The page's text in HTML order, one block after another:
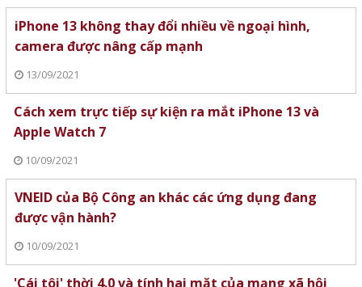
iPhone 13 không thay đổi nhiều về ngoại hình,
camera được nâng cấp mạnh
13/09/2021
Cách xem trực tiếp sự kiện ra mắt iPhone 13 và
Apple Watch 7
10/09/2021
VNEID của Bộ Công an khác các ứng dụng đang
được vận hành?
10/09/2021
'Cái tôi' thời 4.0 và tính hai mặt của mạng xã hội